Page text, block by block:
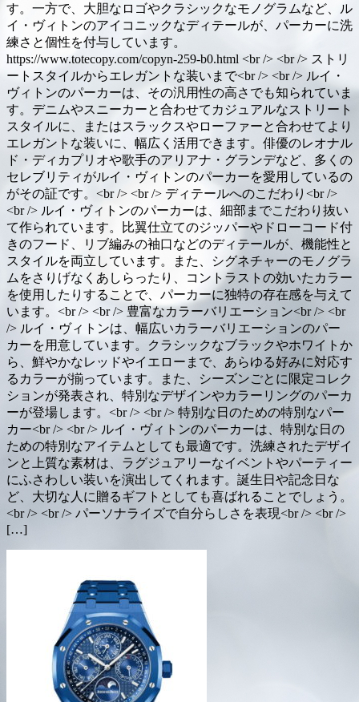
す。一方で、大胆なロゴやクラシックなモノグラムなど、ル
イ・ヴィトンのアイコニックなディテールが、パーカーに洗
練さと個性を付与しています。
https://www.totecopy.com/copyn-259-b0.html <br /> <br /> ストリ
ートスタイルからエレガントな装いまで<br /> <br /> ルイ・
ヴィトンのパーカーは、その汎用性の高さでも知られていま
す。デニムやスニーカーと合わせてカジュアルなストリート
スタイルに、またはスラックスやローファーと合わせてより
エレガントな装いに、幅広く活用できます。俳優のレオナル
ド・ディカプリオや歌手のアリアナ・グランデなど、多くの
セレブリティがルイ・ヴィトンのパーカーを愛用しているの
がその証です。<br /> <br /> ディテールへのこだわり<br />
<br /> ルイ・ヴィトンのパーカーは、細部までこだわり抜い
て作られています。比翼仕立てのジッパーやドローコード付
きのフード、リブ編みの袖口などのディテールが、機能性と
スタイルを両立しています。また、シグネチャーのモノグラ
ムをさりげなくあしらったり、コントラストの効いたカラー
を使用したりすることで、パーカーに独特の存在感を与えて
います。<br /> <br /> 豊富なカラーバリエーション<br /> <br
/> ルイ・ヴィトンは、幅広いカラーバリエーションのパー
カーを用意しています。クラシックなブラックやホワイトか
ら、鮮やかなレッドやイエローまで、あらゆる好みに対応す
るカラーが揃っています。また、シーズンごとに限定コレク
ションが発表され、特別なデザインやカラーリングのパーカ
ーが登場します。<br /> <br /> 特別な日のための特別なパー
カー<br /> <br /> ルイ・ヴィトンのパーカーは、特別な日の
ための特別なアイテムとしても最適です。洗練されたデザイ
ンと上質な素材は、ラグジュアリーなイベントやパーティー
にふさわしい装いを演出してくれます。誕生日や記念日な
ど、大切な人に贈るギフトとしても喜ばれることでしょう。
<br /> <br /> パーソナライズで自分らしさを表現<br /> <br />
[…]